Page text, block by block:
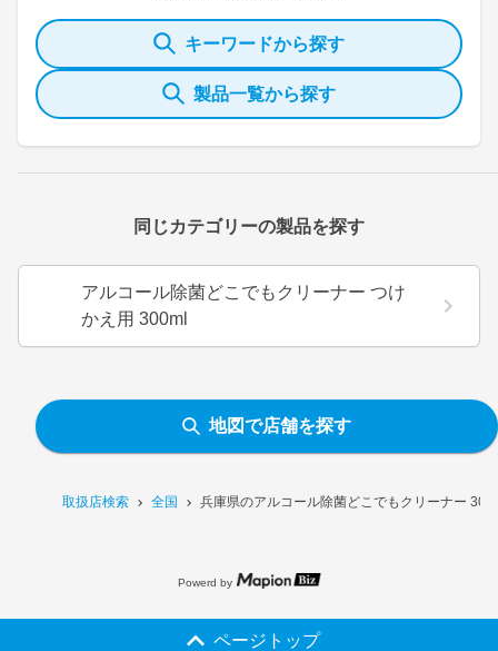
取扱店検索 全国 兵庫県のアルコール除菌どこでもクリーナー
キーワードから探す
製品一覧から探す
同じカテゴリーの製品を探す
アルコール除菌どこでもクリーナー つけ
かえ用 300ml
地図で店舗を探す
Powerd by
ページトップ